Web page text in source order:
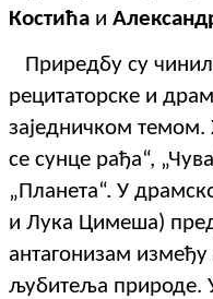
Костића и
Приредбу су
рецитаторске и
заједничком темом.
се сунце рађа“,
„Планета“. У
и Лука Цимеша)
антагонизам
љубитеља природе.